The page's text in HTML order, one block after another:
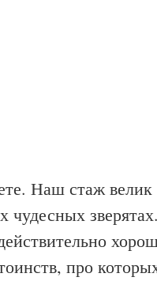
Наш стаж велик
чудесных
про